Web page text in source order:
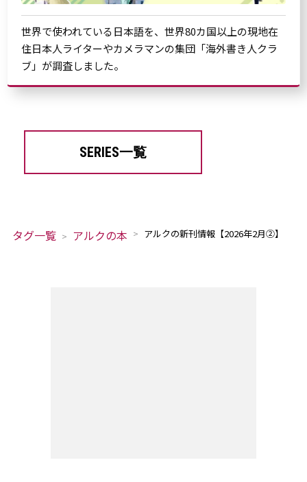
世界で使われている日本語を、世界80カ国以上の現地在
住日本人ライターやカメラマンの集団「海外書き人クラ
ブ」が調査しました。
SERIES一覧
タグ一覧 アルクの本 アルクの新刊情報【2026年2月②】